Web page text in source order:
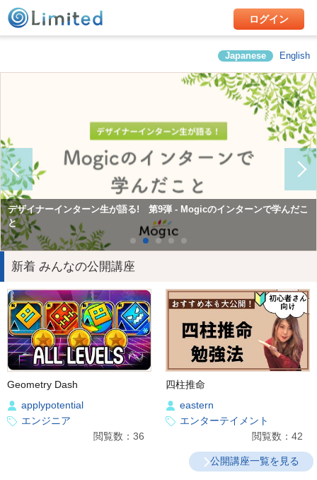
ログイン
Japanese English
Mogicで学んだこと第12弾 広報チームインターン
Mogicで学んだこと第10弾 Consol（コンサルティング&ソリューショ
ン）チームインターン
デザイナーインターン生が語る! 第9弾 - Mogicのインターンで学んだこ
と
新着 みんなの公開講座
Geometry Dash
applypotential
エンジニア
閲覧数：36
四柱推命
eastern
エンターテイメント
閲覧数：42
公開講座一覧を見る